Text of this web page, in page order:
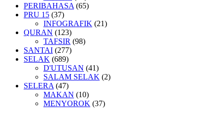
PERIBAHASA (65)
PRU 15 (37)
INFOGRAFIK (21)
QURAN (123)
TAFSIR (98)
SANTAI (277)
SELAK (689)
D'UTUSAN (41)
SALAM SELAK (2)
SELERA (47)
MAKAN (10)
MENYOROK (37)